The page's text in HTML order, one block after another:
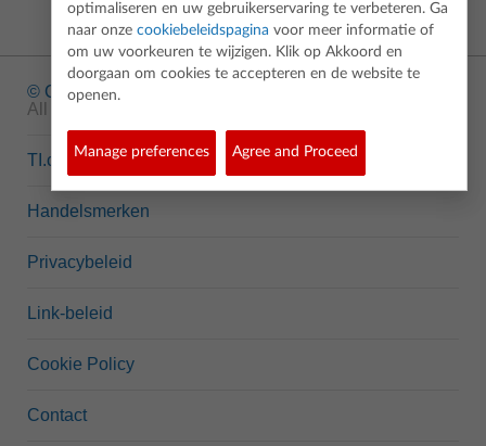
© Copyright
All rights reserved.
TI.com
Handelsmerken
Privacybeleid
Link-beleid
Cookie Policy
Contact
optimaliseren en uw gebruikerservaring te verbeteren. Ga
naar onze cookiebeleidspagina voor meer informatie of
om uw voorkeuren te wijzigen. Klik op Akkoord en
doorgaan om cookies te accepteren en de website te
openen.
Manage preferences Agree and Proceed